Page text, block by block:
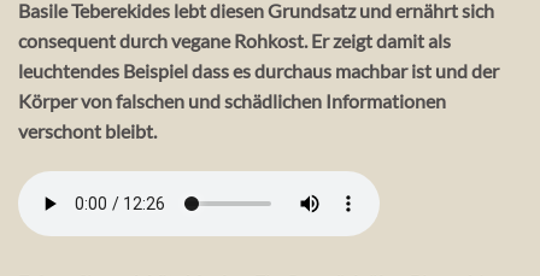
Basile Teberekides lebt diesen Grundsatz und ernährt sich
consequent durch vegane Rohkost. Er zeigt damit als
leuchtendes Beispiel dass es durchaus machbar ist und der
Körper von falschen und schädlichen Informationen
verschont bleibt.